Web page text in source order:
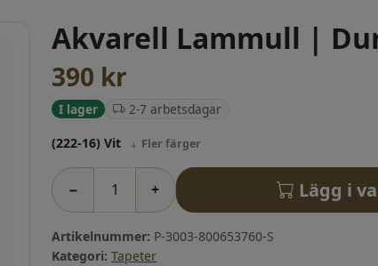
Akvarell Lammull |
390 kr
I lager 2-7 arbetsdagar
(222-16) Vit Fler färger
− + Lägg i
Artikelnummer: P-3003-800653760-S
Kategori: Tapeter